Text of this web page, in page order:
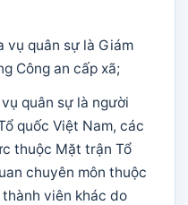
vụ quân sự là Giám
Công an cấp xã;
quân sự là người
quốc Việt Nam, các
thuộc Mặt trận Tổ
chuyên môn thuộc
viên khác do